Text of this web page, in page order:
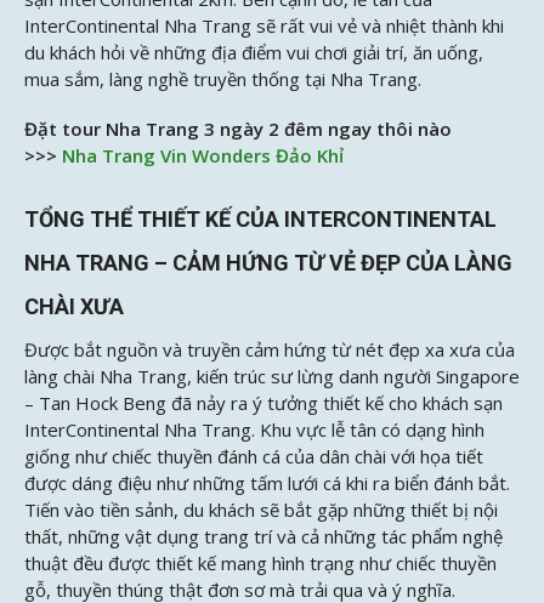
InterContinental Nha Trang sẽ rất vui vẻ và nhiệt thành khi
du khách hỏi về những địa điểm vui chơi giải trí, ăn uống,
mua sắm, làng nghề truyền thống tại Nha Trang.
Đặt tour Nha Trang 3 ngày 2 đêm ngay thôi nào
>>> Nha Trang Vin Wonders Đảo Khỉ
TỔNG THỂ THIẾT KẾ CỦA INTERCONTINENTAL
NHA TRANG – CẢM HỨNG TỪ VẺ ĐẸP CỦA LÀNG
CHÀI XƯA
Được bắt nguồn và truyền cảm hứng từ nét đẹp xa xưa của
làng chài Nha Trang, kiến trúc sư lừng danh người Singapore
– Tan Hock Beng đã nảy ra ý tưởng thiết kế cho khách sạn
InterContinental Nha Trang. Khu vực lễ tân có dạng hình
giống như chiếc thuyền đánh cá của dân chài với họa tiết
được dáng điệu như những tấm lưới cá khi ra biển đánh bắt.
Tiến vào tiền sảnh, du khách sẽ bắt gặp những thiết bị nội
thất, những vật dụng trang trí và cả những tác phẩm nghệ
thuật đều được thiết kế mang hình trạng như chiếc thuyền
gỗ, thuyền thúng thật đơn sơ mà trải qua và ý nghĩa.